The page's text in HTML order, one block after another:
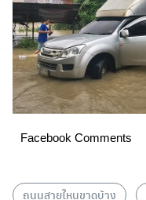
Facebook Comments
ถนนสายใหนขาดบ้าง